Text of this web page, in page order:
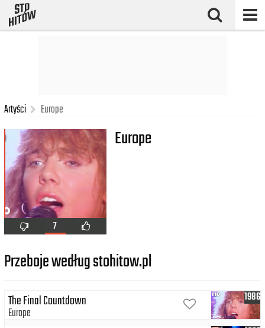
Artyści Europe
7
Europe
Przeboje według stohitow.pl
1986
The Final Countdown
Europe